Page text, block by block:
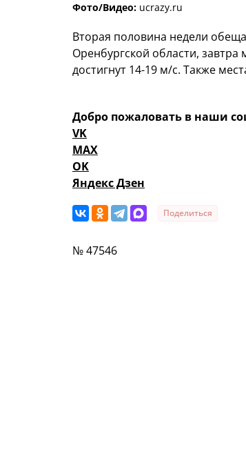
Фото/Видео: ucrazy.ru
Вторая половина недели
Оренбургской области,
достигнут 14-19 м/с. Также
Добро пожаловать в наши
VK
MAX
OK
Яндекс Дзен
Поделиться
№ 47546